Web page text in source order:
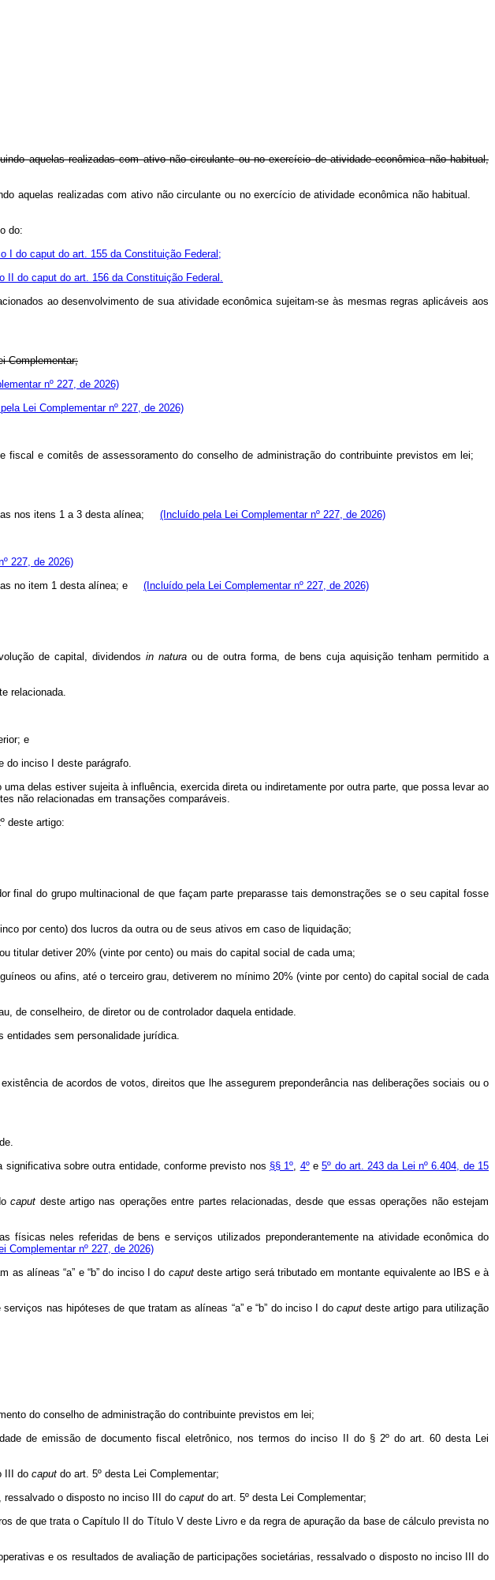
aquelas realizadas com ativo não circulante ou no exercício de atividade econômica não habitual,
aquelas realizadas com ativo não circulante ou no exercício de atividade econômica não habitual.
do:
I do caput do art. 155 da Constituição Federal;
II do caput do art. 156 da Constituição Federal.
ao desenvolvimento de sua atividade econômica sujeitam-se às mesmas regras aplicáveis aos
Complementar;
nº 227, de 2026)
Lei Complementar nº 227, de 2026)
e comitês de assessoramento do conselho de administração do contribuinte previstos em lei;
nos itens 1 a 3 desta alínea; (Incluído pela Lei Complementar nº 227, de 2026)
227, de 2026)
no item 1 desta alínea; e (Incluído pela Lei Complementar nº 227, de 2026)
de capital, dividendosin natura ou de outra forma, de bens cuja aquisição tenham permitido a
relacionada.
e
do inciso I deste parágrafo.
delas estiver sujeita à influência, exercida direta ou indiretamente por outra parte, que possa levar ao
não relacionadas em transações comparáveis.
deste artigo:
final do grupo multinacional de que façam parte preparasse tais demonstrações se o seu capital fosse
por cento) dos lucros da outra ou de seus ativos em caso de liquidação;
titular detiver 20% (vinte por cento) ou mais do capital social de cada uma;
ou afins, até o terceiro grau, detiverem no mínimo 20% (vinte por cento) do capital social de cada
de conselheiro, de diretor ou de controlador daquela entidade.
entidades sem personalidade jurídica.
de acordos de votos, direitos que lhe assegurem preponderância nas deliberações sociais ou o
sobre outra entidade, conforme previsto nos §§ 1º, 4ºe5º do art. 243 da Lei nº 6.404, de 15
caput deste artigo nas operações entre partes relacionadas, desde que essas operações não estejam
físicas neles referidas de bens e serviços utilizados preponderantemente na atividade econômica do
Complementar nº 227, de 2026)
as alíneas “a” e “b” do inciso I do caputdeste artigo será tributado em montante equivalente ao IBS e à
nas hipóteses de que tratam as alíneas “a” e “b” do inciso I do caputdeste artigo para utilização
do conselho de administração do contribuinte previstos em lei;
de emissão de documento fiscal eletrônico, nos termos do inciso II do § 2º do art. 60 desta Lei
III do caput do art. 5º desta Lei Complementar;
ressalvado o disposto no inciso III do caput do art. 5º desta Lei Complementar;
de que trata o Capítulo II do Título V deste Livro e da regra de apuração da base de cálculo prevista no
e os resultados de avaliação de participações societárias, ressalvado o disposto no inciso III do